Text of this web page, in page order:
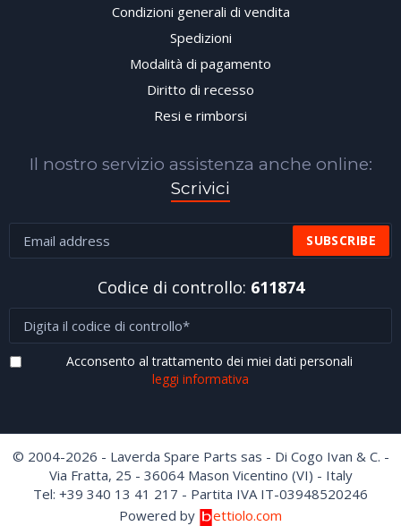
Condizioni generali di vendita
Spedizioni
Modalità di pagamento
Diritto di recesso
Resi e rimborsi
Il nostro servizio assistenza anche online:
Scrivici
Codice di controllo: 611874
Acconsento al trattamento dei miei dati personali
leggi informativa
© 2004-2026 - Laverda Spare Parts sas - Di Cogo Ivan & C. -
Via Fratta, 25 - 36064 Mason Vicentino (VI) - Italy
Tel: +39 340 13 41 217 - Partita IVA IT-03948520246
Powered by
ettiolo.com